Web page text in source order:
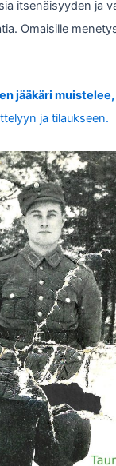
itsenäisyyden ja
Omaisille
jääkäri muistelee,
ja tilaukseen.